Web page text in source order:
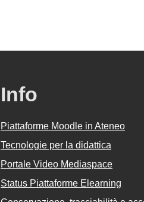
Info
Piattaforme Moodle in Ateneo
Tecnologie per la didattica
Portale Video Mediaspace
Status Piattaforme Elearning